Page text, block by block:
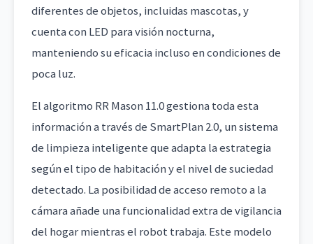
diferentes de objetos, incluidas mascotas, y
cuenta con LED para visión nocturna,
manteniendo su eficacia incluso en condiciones de
poca luz.
El algoritmo RR Mason 11.0 gestiona toda esta
información a través de SmartPlan 2.0, un sistema
de limpieza inteligente que adapta la estrategia
según el tipo de habitación y el nivel de suciedad
detectado. La posibilidad de acceso remoto a la
cámara añade una funcionalidad extra de vigilancia
del hogar mientras el robot trabaja. Este modelo